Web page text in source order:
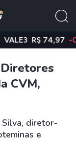
R$ 74,97 -0,58%
CVM,
Silva, diretor-
e